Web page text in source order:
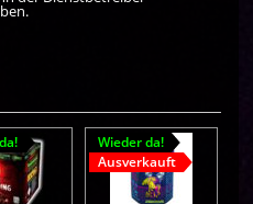
Wieder da!
Ausverkauft